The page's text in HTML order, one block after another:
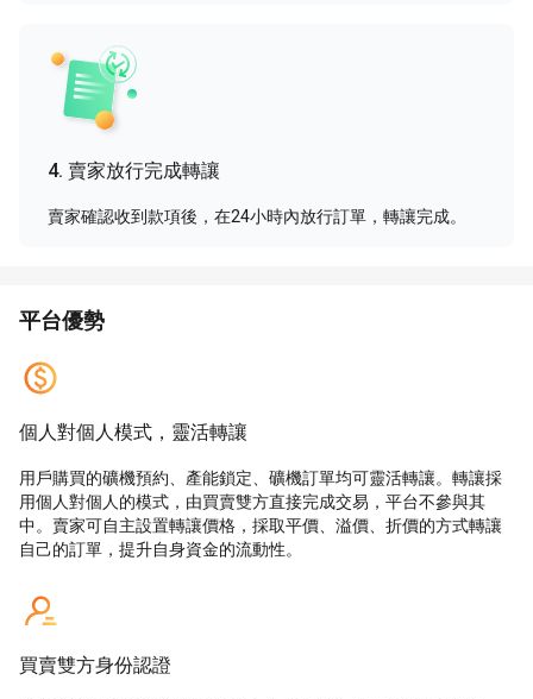
4. 賣家放行完成轉讓
賣家確認收到款項後，在24小時內放行訂單，轉讓完成。
平台優勢
個人對個人模式，靈活轉讓
用戶購買的礦機預約、產能鎖定、礦機訂單均可靈活轉讓。轉讓採
用個人對個人的模式，由買賣雙方直接完成交易，平台不參與其
中。賣家可自主設置轉讓價格，採取平價、溢價、折價的方式轉讓
自己的訂單，提升自身資金的流動性。
買賣雙方身份認證